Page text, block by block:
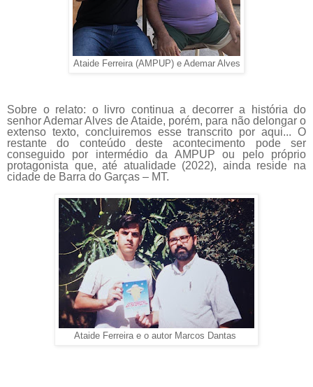
Ataide Ferreira (AMPUP) e Ademar Alves
Sobre o relato: o livro continua a decorrer a história do
senhor Ademar Alves de Ataide, porém, para não delongar o
extenso texto, concluiremos esse transcrito por aqui... O
restante do conteúdo deste acontecimento pode ser
conseguido por intermédio da AMPUP ou pelo próprio
protagonista que, até atualidade (2022), ainda reside na
cidade de Barra do Garças – MT.
Ataide Ferreira e o autor Marcos Dantas